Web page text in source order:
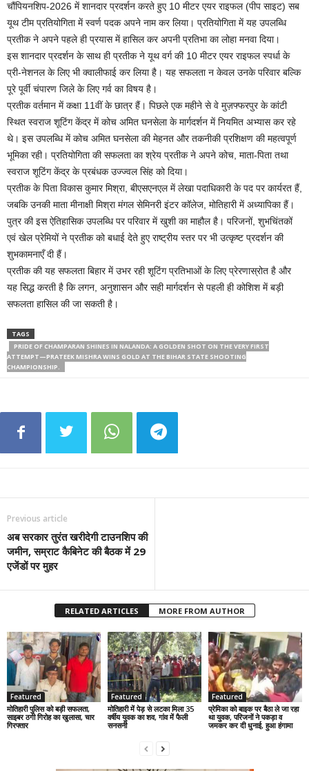
चौंपियनशिप-2026 में शानदार प्रदर्शन करते हुए 10 मीटर एयर राइफल (पीप साइट) सब
यूथ टीम प्रतियोगिता में स्वर्ण पदक अपने नाम कर लिया। प्रतियोगिता में यह उपलब्धि
प्रतीक ने अपने पहले ही प्रयास में हासिल कर अपनी प्रतिभा का लोहा मनवा दिया।
इस शानदार प्रदर्शन के साथ ही प्रतीक ने यूथ वर्ग की 10 मीटर एयर राइफल स्पर्धा के
प्री-नेशनल के लिए भी क्वालीफाई कर लिया है। यह सफलता न केवल उनके परिवार बल्कि
पूरे पूर्वी चंपारण जिले के लिए गर्व का विषय है।
प्रतीक वर्तमान में कक्षा 11वीं के छात्र हैं। पिछले एक महीने से वे मुज़फ्फरपुर के कांटी
स्थित स्वराज शूटिंग केंद्र में कोच अमित घनसेला के मार्गदर्शन में नियमित अभ्यास कर रहे
थे। इस उपलब्धि में कोच अमित घनसेला की मेहनत और तकनीकी प्रशिक्षण की महत्वपूर्ण
भूमिका रही। प्रतियोगिता की सफलता का श्रेय प्रतीक ने अपने कोच, माता-पिता तथा
स्वराज शूटिंग केंद्र के प्रबंधक उज्ज्वल सिंह को दिया।
प्रतीक के पिता विकास कुमार मिश्रा, बीएसएनएल में लेखा पदाधिकारी के पद पर कार्यरत हैं,
जबकि उनकी माता मीनाक्षी मिश्रा मंगल सेमिनरी इंटर कॉलेज, मोतिहारी में अध्यापिका हैं।
पुत्र की इस ऐतिहासिक उपलब्धि पर परिवार में खुशी का माहौल है। परिजनों, शुभचिंतकों
एवं खेल प्रेमियों ने प्रतीक को बधाई देते हुए राष्ट्रीय स्तर पर भी उत्कृष्ट प्रदर्शन की
शुभकामनाएँ दी हैं।
प्रतीक की यह सफलता बिहार में उभर रही शूटिंग प्रतिभाओं के लिए प्रेरणास्रोत है और
यह सिद्ध करती है कि लगन, अनुशासन और सही मार्गदर्शन से पहली ही कोशिश में बड़ी
सफलता हासिल की जा सकती है।
TAGS
PRIDE OF CHAMPARAN SHINES IN NALANDA: A GOLDEN SHOT ON THE VERY FIRST
ATTEMPT—PRATEEK MISHRA WINS GOLD AT THE BIHAR STATE SHOOTING
CHAMPIONSHIP.
Previous article
अब सरकार तुरंत खरीदेगी टाउनशिप की
जमीन, सम्राट कैबिनेट की बैठक में 29
एजेंडों पर मुहर
RELATED ARTICLES MORE FROM AUTHOR
Featured
मोतिहारी पुलिस को बड़ी सफलता,
साइबर ठगी गिरोह का खुलासा, चार
गिरफ्तार
Featured
मोतिहारी में पेड़ से लटका मिला 35
वर्षीय युवक का शव, गांव में फैली
सनसनी
Featured
प्रेमिका को बाइक पर बैठा ले जा रहा
था युवक, परिजनों ने पकड़ा व
जमकर कर दी धुनाई, हुआ हंगामा